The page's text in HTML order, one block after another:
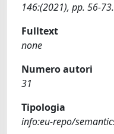
146:(2021), pp. 56-
Fulltext
none
Numero autori
31
Tipologia
info:eu-repo/